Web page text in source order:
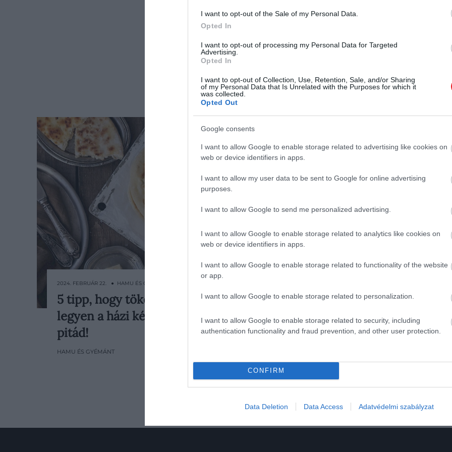
I want to opt-out of the Sale of my Personal Data.
Opted In
I want to opt-out of processing my Personal Data for Targeted
Advertising.
Opted In
I want to opt-out of Collection, Use, Retention, Sale, and/or Sharing
of my Personal Data that Is Unrelated with the Purposes for which it
was collected.
Opted Out
Google consents
I want to allow Google to enable storage related to advertising like cookies on
web or device identifiers in apps.
I want to allow my user data to be sent to Google for online advertising
purposes.
I want to allow Google to send me personalized advertising.
I want to allow Google to enable storage related to analytics like cookies on
web or device identifiers in apps.
I want to allow Google to enable storage related to functionality of the website
or app.
I want to allow Google to enable storage related to personalization.
I want to allow Google to enable storage related to security, including
authentication functionality and fraud prevention, and other user protection.
CONFIRM
Data Deletion Data Access Adatvédelmi szabályzat
Ha a gyümölcsök és a lekvárok
találták ki. Elég hozzá pár perc
való sütés és készen is vagyunk a
legfinomabb házi szilvalekvárral.
2024. SZEPTEMBER 1. ● HAMU ÉS GYÉMÁNT
egyszerűen? Sütőbe vele!
HAMU ÉS GYÉMÁNT
Ha követed a tanácsainkat, finom és
ropogós lesz a házi készítésű pitád.
2024. FEBRUÁR 22. ● HAMU ÉS GYÉMÁNT
5 tipp, hogy tökéletes
legyen a házi készítésű
pitád!
HAMU ÉS GYÉMÁNT